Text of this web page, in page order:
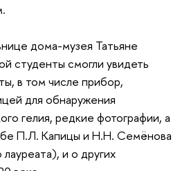
дома-музея Татьяне
студенты смогли увидеть
в том числе прибор,
для обнаружения
гелия, редкие фотографии, а
П.Л. Капицы и Н.Н. Семёнова
и о других